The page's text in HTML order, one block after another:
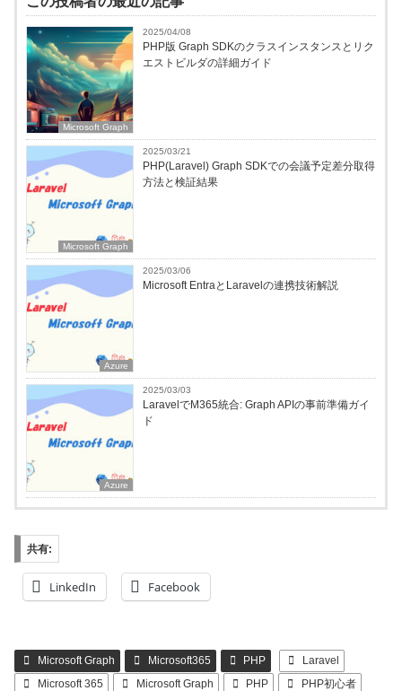
Microsoft Graph
2025/04/08
PHP版 Graph SDKのクラスインスタンスとリク
エストビルダの詳細ガイド
Microsoft Graph
2025/03/21
PHP(Laravel) Graph SDKでの会議予定差分取得
方法と検証結果
Azure
2025/03/06
Microsoft EntraとLaravelの連携技術解説
Azure
2025/03/03
LaravelでM365統合: Graph APIの事前準備ガイ
ド
共有:
LinkedIn Facebook
Microsoft Graph Microsoft365 PHP
Laravel
Microsoft 365
Microsoft Graph PHP
PHP初心者